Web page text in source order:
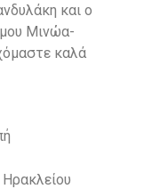
και ο
Μινώα-
καλά